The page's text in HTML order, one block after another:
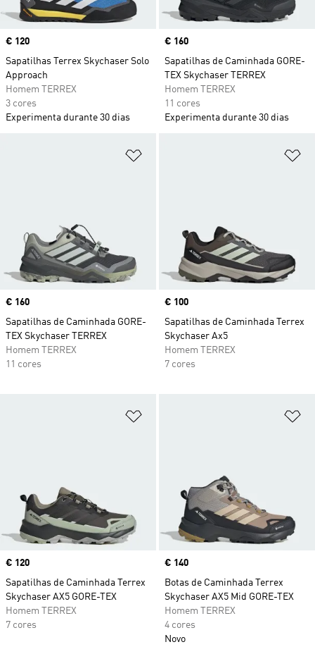
Price
€ 120
Sapatilhas Terrex Skychaser Solo
Approach
Homem TERREX
3 cores
Experimenta durante 30 dias
Price
€ 160
Sapatilhas de Caminhada GORE-
TEX Skychaser TERREX
Homem TERREX
11 cores
Experimenta durante 30 dias
Price
€ 160
Sapatilhas de Caminhada GORE-
TEX Skychaser TERREX
Homem TERREX
11 cores
Price
€ 100
Sapatilhas de Caminhada Terrex
Skychaser Ax5
Homem TERREX
7 cores
Price
€ 120
Sapatilhas de Caminhada Terrex
Skychaser AX5 GORE-TEX
Homem TERREX
7 cores
Price
€ 140
Botas de Caminhada Terrex
Skychaser AX5 Mid GORE-TEX
Homem TERREX
4 cores
Novo